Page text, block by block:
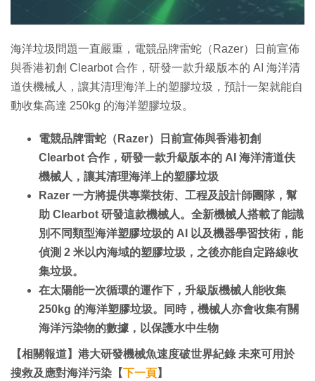
海洋垃圾問題一直嚴重，電競品牌雷蛇（Razer）日前宣佈
與香港初創 Clearbot 合作，研發一款升級版本的 AI 海洋清
道伕機械人，讓其清理海洋上的塑膠垃圾，預計一架就能自
動收集高達 250kg 的海洋塑膠垃圾。
電競品牌雷蛇（Razer）日前宣佈與香港初創
Clearbot 合作，研發一款升級版本的 AI 海洋清道伕
機械人，讓其清理海洋上的塑膠垃圾
Razer 一方將提供專業技術、工程及設計師團隊，幫
助 Clearbot 研發這款機械人。全新機械人搭載了能識
別不同類型海洋塑膠垃圾的 AI 以及機器學習技術，能
偵測 2 米以內海域的塑膠垃圾，之後亦能自定路線收
集垃圾。
在太陽能一次循環的運作下，升級版機械人能收集
250kg 的海洋塑膠垃圾。同時，機械人亦會收集有關
海洋污染物的數據，以保護水中生物
【相關報道】港大研發機械魚速度破世界紀錄 未來可用於
搜救及應對海洋污染【下一頁】